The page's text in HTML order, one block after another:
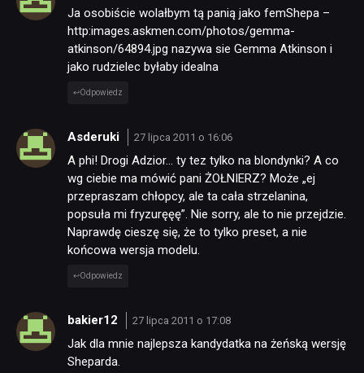
Ja osobiście wolałbym tą panią jako femShepa –
http:images.askmen.com/photos/gemma-
atkinson/64894.jpg nazywa sie Gemma Atkinson i
jako rudzielec byłaby idealna
Odpowiedz
Asderuki 27 lipca 2011 o 16:06
A phi! Drogi Adzior… ty tez tylko na blondynki? A co
wg ciebie ma mówić pani ŻOŁNIERZ? Może „ej
przepraszam chłopcy, ale ta cała strzelanina,
popsuła mi fryzuręęę”. Nie sorry, ale to nie przejdzie.
Naprawdę cieszę się, że to tylko preset, a nie
końcowa wersja modelu.
Odpowiedz
bakier12 27 lipca 2011 o 17:08
Jak dla mnie najlepsza kandydatka na żeńską wersję
Sheparda.